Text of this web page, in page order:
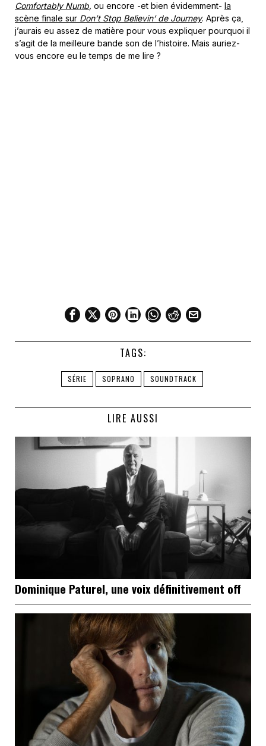
Comfortably Numb, ou encore -et bien évidemment- la
scène finale sur Don’t Stop Believin’ de Journey. Après ça,
j’aurais eu assez de matière pour vous expliquer pourquoi il
s’agit de la meilleure bande son de l’histoire. Mais auriez-
vous encore eu le temps de me lire ?
TAGS:
SÉRIE SOPRANO SOUNDTRACK
LIRE AUSSI
Dominique Paturel, une voix définitivement off